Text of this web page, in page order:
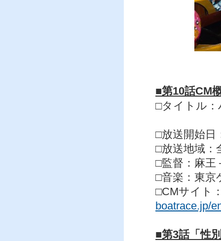
■第10話CM
□タイトル：
□放送開始日
□放送地域：
□監督：麻王
□音楽：東京
□CMサイト
boatrace.jp/
■第3話「性